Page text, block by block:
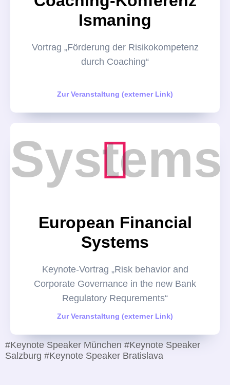
Ismaning
Vortrag „Förderung der Risikokompetenz
durch Coaching“
Zur Veranstaltung (externer Link)
European Financial
Systems
Keynote-Vortrag „Risk behavior and
Corporate Governance in the new Bank
Regulatory Requrements“
Zur Veranstaltung (externer Link)
#Keynote Speaker München #Keynote Speaker
Salzburg #Keynote Speaker Bratislava